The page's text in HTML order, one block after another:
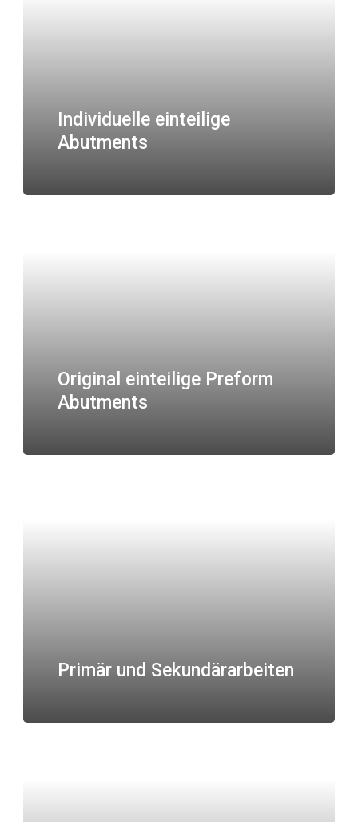
Individuelle einteilige
Abutments
Original einteilige Preform
Abutments
Primär und Sekundärarbeiten